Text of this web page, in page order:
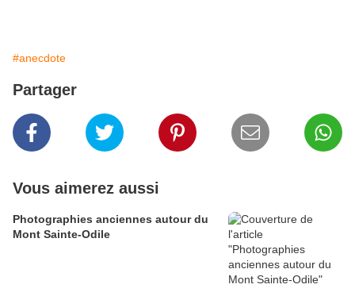
#anecdote
Partager
Vous aimerez aussi
Photographies anciennes autour du
Mont Sainte-Odile